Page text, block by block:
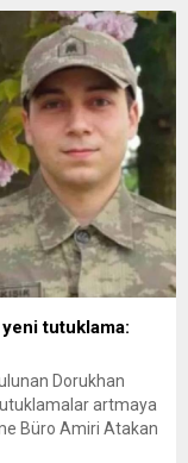
duyurdu....
yeni tutuklama:
Dorukhan
artmaya
Büro Amiri Atakan